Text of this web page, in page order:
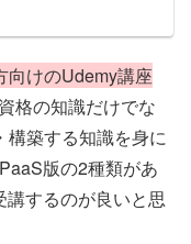
向けのUdemy講座
格の知識だけでな
構築する知識を身に
版の2種類があ
するのが良いと思